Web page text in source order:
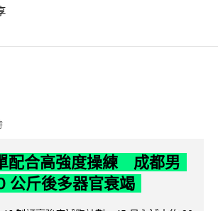
配合高強度操練 成都男
公斤後多器官衰竭